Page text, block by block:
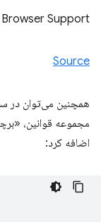
Browser Support
Source
همچنین می‌توان در
اضافه کرد: